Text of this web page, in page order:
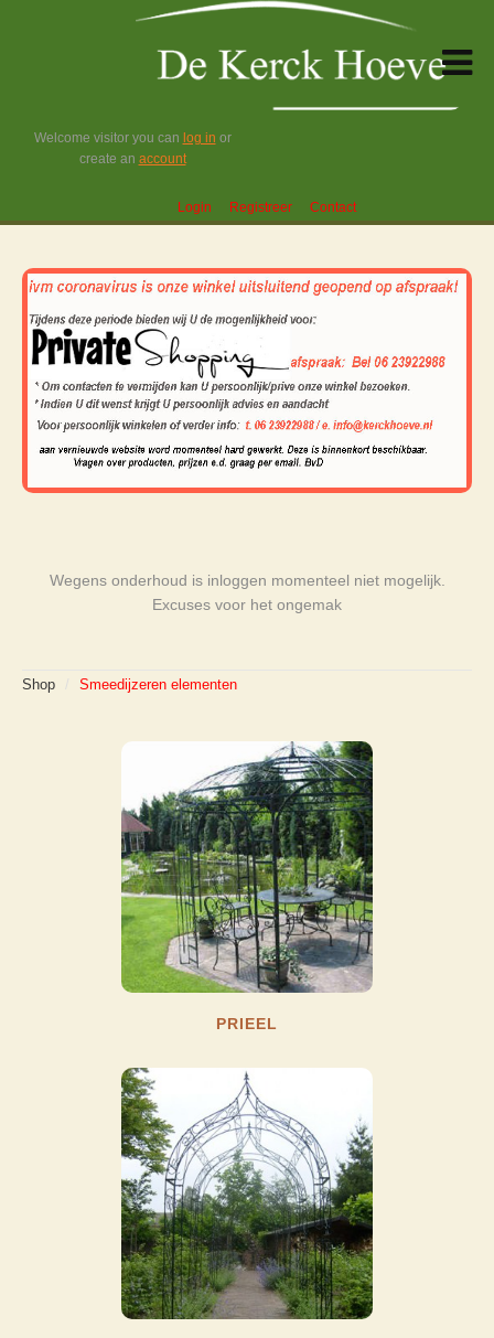
Welcome visitor you can log in or
create an account
Login Registreer Contact
Wegens onderhoud is inloggen momenteel niet mogelijk.
Excuses voor het ongemak
Shop Smeedijzeren elementen
PRIEEL